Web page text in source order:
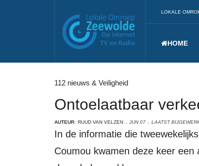
LOKALE
HOME
112 nieuws & Veiligheid
Ontoelaatbaar
AUTEUR: RUUD VAN VELZEN JUN 07 LAATST
In de informatie die tweewekelijks wordt verstrekt door politiechef Miklos
Coumou kwamen deze keer